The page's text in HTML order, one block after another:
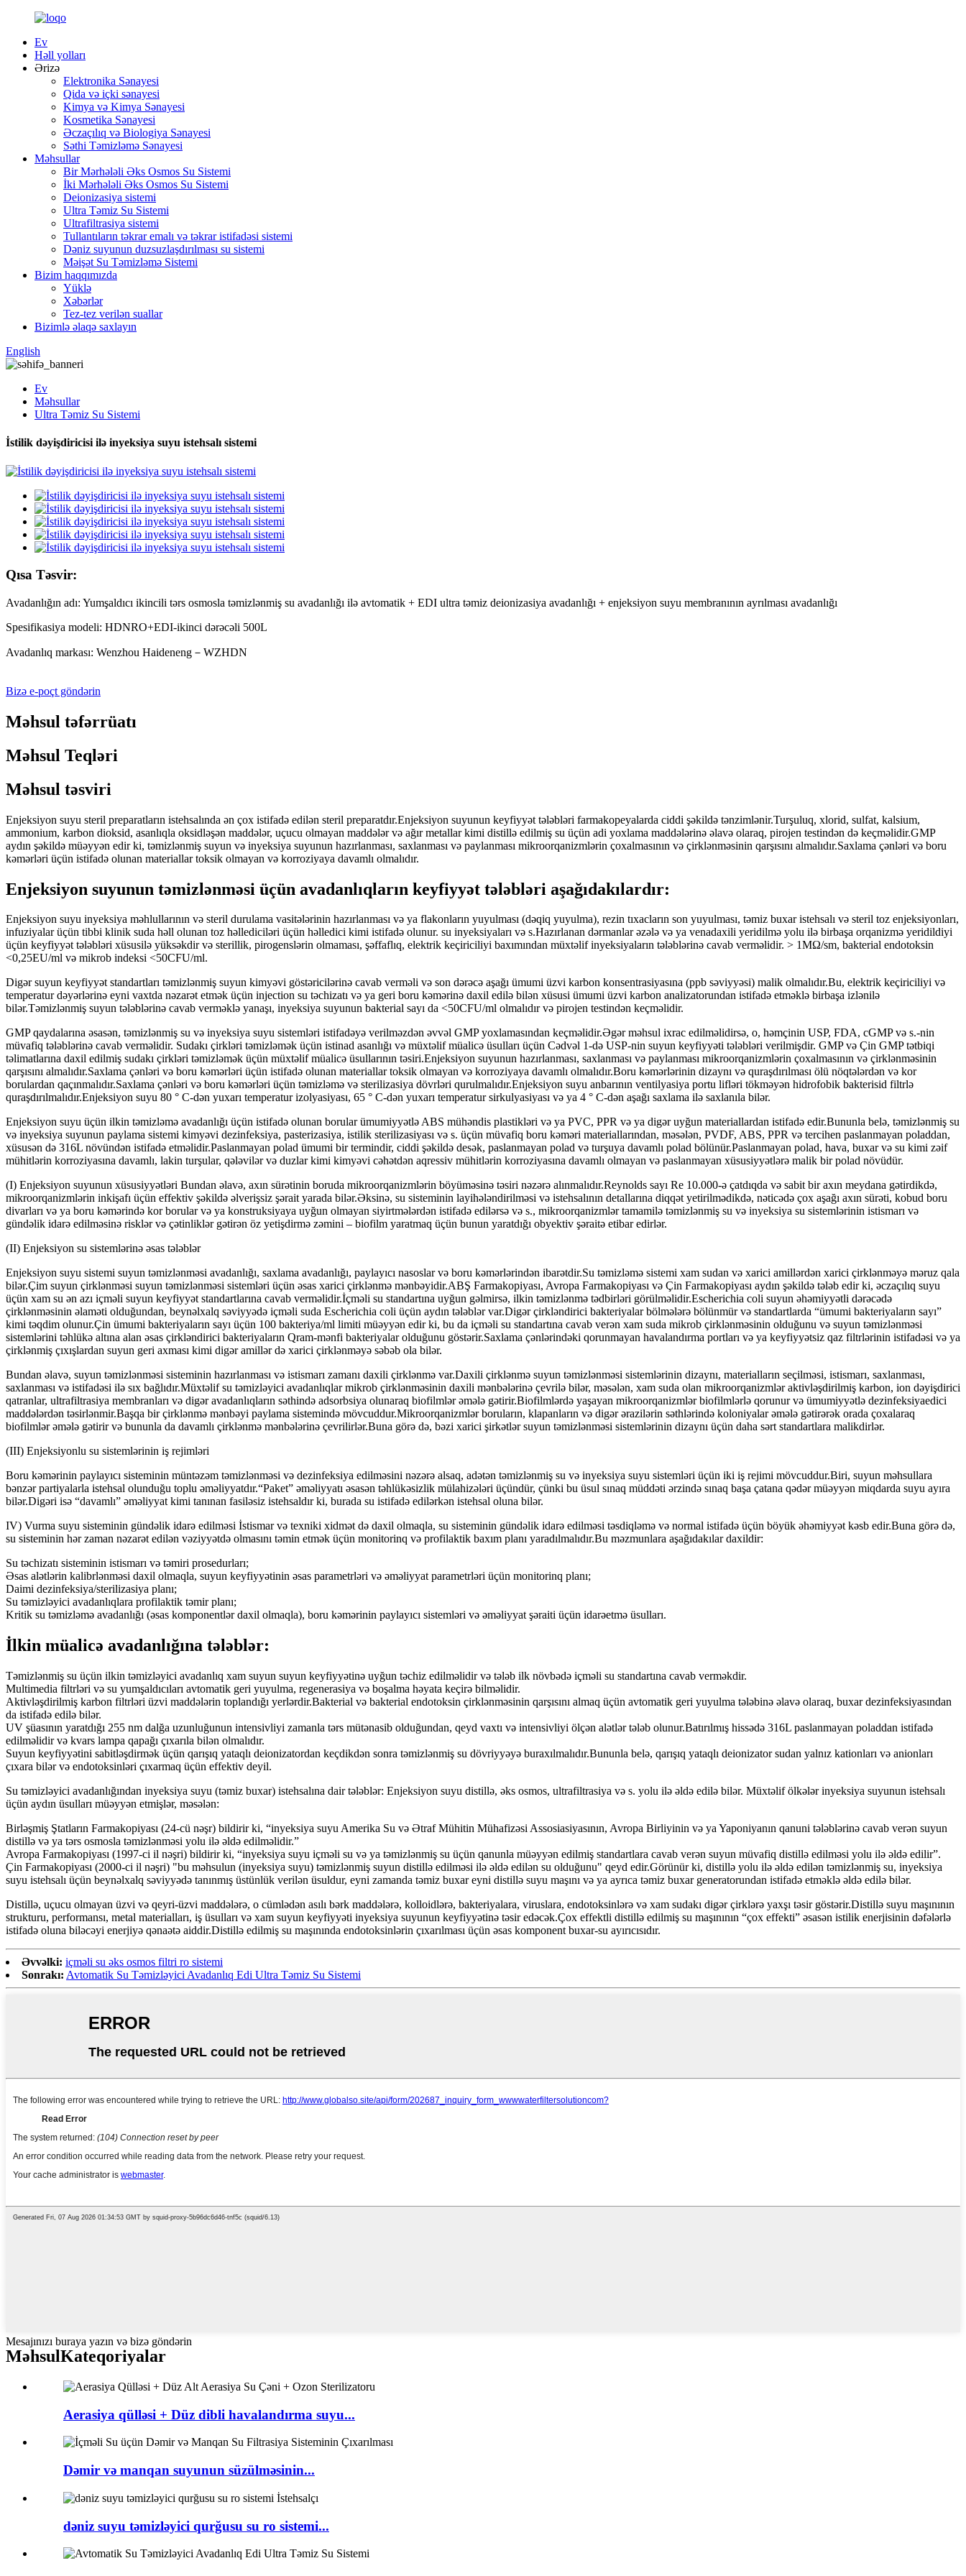
Ev
Həll yolları
Ərizə
Elektronika Sənayesi
Qida və içki sənayesi
Kimya və Kimya Sənayesi
Kosmetika Sənayesi
Əczaçılıq və Biologiya Sənayesi
Səthi Təmizləmə Sənayesi
Məhsullar
Bir Mərhələli Əks Osmos Su Sistemi
İki Mərhələli Əks Osmos Su Sistemi
Deionizasiya sistemi
Ultra Təmiz Su Sistemi
Ultrafiltrasiya sistemi
Tullantıların təkrar emalı və təkrar istifadəsi sistemi
Dəniz suyunun duzsuzlaşdırılması su sistemi
Məişət Su Təmizləmə Sistemi
Bizim haqqımızda
Yüklə
Xəbərlər
Tez-tez verilən suallar
Bizimlə əlaqə saxlayın
English
Ev
Məhsullar
Ultra Təmiz Su Sistemi
İstilik dəyişdiricisi ilə inyeksiya suyu istehsalı sistemi
Qısa Təsvir:
Avadanlığın adı: Yumşaldıcı ikincili tərs osmosla təmizlənmiş su avadanlığı ilə avtomatik + EDI ultra təmiz deionizasiya avadanlığı + enjeksiyon suyu membranının ayrılması avadanlığı
Spesifikasiya modeli: HDNRO+EDI-ikinci dərəcəli 500L
Avadanlıq markası: Wenzhou Haideneng－WZHDN
Bizə e-poçt göndərin
Məhsul təfərrüatı
Məhsul Teqləri
Məhsul təsviri
Enjeksiyon suyu steril preparatların istehsalında ən çox istifadə edilən steril preparatdır.Enjeksiyon suyunun keyfiyyət tələbləri farmakopeyalarda ciddi şəkildə tənzimlənir.Turşuluq, xlorid, sulfat, kalsium,
ammonium, karbon dioksid, asanlıqla oksidləşən maddələr, uçucu olmayan maddələr və ağır metallar kimi distillə edilmiş su üçün adi yoxlama maddələrinə əlavə olaraq, pirojen testindən də keçməlidir.GMP
aydın şəkildə müəyyən edir ki, təmizlənmiş suyun və inyeksiya suyunun hazırlanması, saxlanması və paylanması mikroorqanizmlərin çoxalmasının və çirklənməsinin qarşısını almalıdır.Saxlama çənləri və boru
kəmərləri üçün istifadə olunan materiallar toksik olmayan və korroziyaya davamlı olmalıdır.
Enjeksiyon suyunun təmizlənməsi üçün avadanlıqların keyfiyyət tələbləri aşağıdakılardır:
Enjeksiyon suyu inyeksiya məhlullarının və steril durulama vasitələrinin hazırlanması və ya flakonların yuyulması (dəqiq yuyulma), rezin tıxacların son yuyulması, təmiz buxar istehsalı və steril toz enjeksiyonları,
infuziyalar üçün tibbi klinik suda həll olunan toz həllediciləri üçün həlledici kimi istifadə olunur. su inyeksiyaları və s.Hazırlanan dərmanlar əzələ və ya venadaxili yeridilmə yolu ilə birbaşa orqanizmə yeridildiyi
üçün keyfiyyət tələbləri xüsusilə yüksəkdir və sterillik, pirogenslərin olmaması, şəffaflıq, elektrik keçiriciliyi baxımından müxtəlif inyeksiyaların tələblərinə cavab verməlidir. > 1MΩ/sm, bakterial endotoksin
<0,25EU/ml və mikrob indeksi <50CFU/ml.
Digər suyun keyfiyyət standartları təmizlənmiş suyun kimyəvi göstəricilərinə cavab verməli və son dərəcə aşağı ümumi üzvi karbon konsentrasiyasına (ppb səviyyəsi) malik olmalıdır.Bu, elektrik keçiriciliyi və
temperatur dəyərlərinə eyni vaxtda nəzarət etmək üçün injection su təchizatı və ya geri boru kəmərinə daxil edilə bilən xüsusi ümumi üzvi karbon analizatorundan istifadə etməklə birbaşa izlənilə
bilər.Təmizlənmiş suyun tələblərinə cavab verməklə yanaşı, inyeksiya suyunun bakterial sayı da <50CFU/ml olmalıdır və pirojen testindən keçməlidir.
GMP qaydalarına əsasən, təmizlənmiş su və inyeksiya suyu sistemləri istifadəyə verilməzdən əvvəl GMP yoxlamasından keçməlidir.Əgər məhsul ixrac edilməlidirsə, o, həmçinin USP, FDA, cGMP və s.-nin
müvafiq tələblərinə cavab verməlidir. Sudakı çirkləri təmizləmək üçün istinad asanlığı və müxtəlif müalicə üsulları üçün Cədvəl 1-də USP-nin suyun keyfiyyəti tələbləri verilmişdir. GMP və Çin GMP tətbiqi
təlimatlarına daxil edilmiş sudakı çirkləri təmizləmək üçün müxtəlif müalicə üsullarının təsiri.Enjeksiyon suyunun hazırlanması, saxlanması və paylanması mikroorqanizmlərin çoxalmasının və çirklənməsinin
qarşısını almalıdır.Saxlama çənləri və boru kəmərləri üçün istifadə olunan materiallar toksik olmayan və korroziyaya davamlı olmalıdır.Boru kəmərlərinin dizaynı və quraşdırılması ölü nöqtələrdən və kor
borulardan qaçınmalıdır.Saxlama çənləri və boru kəmərləri üçün təmizləmə və sterilizasiya dövrləri qurulmalıdır.Enjeksiyon suyu anbarının ventilyasiya portu lifləri tökməyən hidrofobik bakterisid filtrlə
quraşdırılmalıdır.Enjeksiyon suyu 80 ° C-dən yuxarı temperatur izolyasiyası, 65 ° C-dən yuxarı temperatur sirkulyasiyası və ya 4 ° C-dən aşağı saxlama ilə saxlanıla bilər.
Enjeksiyon suyu üçün ilkin təmizləmə avadanlığı üçün istifadə olunan borular ümumiyyətlə ABS mühəndis plastikləri və ya PVC, PPR və ya digər uyğun materiallardan istifadə edir.Bununla belə, təmizlənmiş su
və inyeksiya suyunun paylama sistemi kimyəvi dezinfeksiya, pasterizasiya, istilik sterilizasiyası və s. üçün müvafiq boru kəməri materiallarından, məsələn, PVDF, ABS, PPR və tercihen paslanmayan poladdan,
xüsusən də 316L növündən istifadə etməlidir.Paslanmayan polad ümumi bir termindir, ciddi şəkildə desək, paslanmayan polad və turşuya davamlı polad bölünür.Paslanmayan polad, hava, buxar və su kimi zəif
mühitlərin korroziyasına davamlı, lakin turşular, qələvilər və duzlar kimi kimyəvi cəhətdən aqressiv mühitlərin korroziyasına davamlı olmayan və paslanmayan xüsusiyyətlərə malik bir polad növüdür.
(I) Enjeksiyon suyunun xüsusiyyətləri Bundan əlavə, axın sürətinin boruda mikroorqanizmlərin böyüməsinə təsiri nəzərə alınmalıdır.Reynolds sayı Re 10.000-ə çatdıqda və sabit bir axın meydana gətirdikdə,
mikroorqanizmlərin inkişafı üçün effektiv şəkildə əlverişsiz şərait yarada bilər.Əksinə, su sisteminin layihələndirilməsi və istehsalının detallarına diqqət yetirilmədikdə, nəticədə çox aşağı axın sürəti, kobud boru
divarları və ya boru kəmərində kor borular və ya konstruksiyaya uyğun olmayan siyirtmələrdən istifadə edilərsə və s., mikroorqanizmlər tamamilə təmizlənmiş su və inyeksiya su sistemlərinin istismarı və
gündəlik idarə edilməsinə risklər və çətinliklər gətirən öz yetişdirmə zəmini – biofilm yaratmaq üçün bunun yaratdığı obyektiv şəraitə etibar edirlər.
(II) Enjeksiyon su sistemlərinə əsas tələblər
Enjeksiyon suyu sistemi suyun təmizlənməsi avadanlığı, saxlama avadanlığı, paylayıcı nasoslar və boru kəmərlərindən ibarətdir.Su təmizləmə sistemi xam sudan və xarici amillərdən xarici çirklənməyə məruz qala
bilər.Çim suyun çirklənməsi suyun təmizlənməsi sistemləri üçün əsas xarici çirklənmə mənbəyidir.ABŞ Farmakopiyası, Avropa Farmakopiyası və Çin Farmakopiyası aydın şəkildə tələb edir ki, əczaçılıq suyu
üçün xam su ən azı içməli suyun keyfiyyət standartlarına cavab verməlidir.İçməli su standartına uyğun gəlmirsə, ilkin təmizlənmə tədbirləri görülməlidir.Escherichia coli suyun əhəmiyyətli dərəcədə
çirklənməsinin əlaməti olduğundan, beynəlxalq səviyyədə içməli suda Escherichia coli üçün aydın tələblər var.Digər çirkləndirici bakteriyalar bölmələrə bölünmür və standartlarda “ümumi bakteriyaların sayı”
kimi təqdim olunur.Çin ümumi bakteriyaların sayı üçün 100 bakteriya/ml limiti müəyyən edir ki, bu da içməli su standartına cavab verən xam suda mikrob çirklənməsinin olduğunu və suyun təmizlənməsi
sistemlərini təhlükə altına alan əsas çirkləndirici bakteriyaların Qram-mənfi bakteriyalar olduğunu göstərir.Saxlama çənlərindəki qorunmayan havalandırma portları və ya keyfiyyətsiz qaz filtrlərinin istifadəsi və ya
çirklənmiş çıxışlardan suyun geri axması kimi digər amillər də xarici çirklənməyə səbəb ola bilər.
Bundan əlavə, suyun təmizlənməsi sisteminin hazırlanması və istismarı zamanı daxili çirklənmə var.Daxili çirklənmə suyun təmizlənməsi sistemlərinin dizaynı, materialların seçilməsi, istismarı, saxlanması,
saxlanması və istifadəsi ilə sıx bağlıdır.Müxtəlif su təmizləyici avadanlıqlar mikrob çirklənməsinin daxili mənbələrinə çevrilə bilər, məsələn, xam suda olan mikroorqanizmlər aktivləşdirilmiş karbon, ion dəyişdirici
qatranlar, ultrafiltrasiya membranları və digər avadanlıqların səthində adsorbsiya olunaraq biofilmlər əmələ gətirir.Biofilmlərdə yaşayan mikroorqanizmlər biofilmlərlə qorunur və ümumiyyətlə dezinfeksiyaedici
maddələrdən təsirlənmir.Başqa bir çirklənmə mənbəyi paylama sistemində mövcuddur.Mikroorqanizmlər boruların, klapanların və digər ərazilərin səthlərində koloniyalar əmələ gətirərək orada çoxalaraq
biofilmlər əmələ gətirir və bununla da davamlı çirklənmə mənbələrinə çevrilirlər.Buna görə də, bəzi xarici şirkətlər suyun təmizlənməsi sistemlərinin dizaynı üçün daha sərt standartlara malikdirlər.
(III) Enjeksiyonlu su sistemlərinin iş rejimləri
Boru kəmərinin paylayıcı sisteminin müntəzəm təmizlənməsi və dezinfeksiya edilməsini nəzərə alsaq, adətən təmizlənmiş su və inyeksiya suyu sistemləri üçün iki iş rejimi mövcuddur.Biri, suyun məhsullara
bənzər partiyalarla istehsal olunduğu toplu əməliyyatdır.“Paket” əməliyyatı əsasən təhlükəsizlik mülahizələri üçündür, çünki bu üsul sınaq müddəti ərzində sınaq başa çatana qədər müəyyən miqdarda suyu ayıra
bilər.Digəri isə “davamlı” əməliyyat kimi tanınan fasiləsiz istehsaldır ki, burada su istifadə edilərkən istehsal oluna bilər.
IV) Vurma suyu sisteminin gündəlik idarə edilməsi İstismar və texniki xidmət də daxil olmaqla, su sisteminin gündəlik idarə edilməsi təsdiqləmə və normal istifadə üçün böyük əhəmiyyət kəsb edir.Buna görə də,
su sisteminin hər zaman nəzarət edilən vəziyyətdə olmasını təmin etmək üçün monitorinq və profilaktik baxım planı yaradılmalıdır.Bu məzmunlara aşağıdakılar daxildir:
Su təchizatı sisteminin istismarı və təmiri prosedurları;
Əsas alətlərin kalibrlənməsi daxil olmaqla, suyun keyfiyyətinin əsas parametrləri və əməliyyat parametrləri üçün monitorinq planı;
Daimi dezinfeksiya/sterilizasiya planı;
Su təmizləyici avadanlıqlara profilaktik təmir planı;
Kritik su təmizləmə avadanlığı (əsas komponentlər daxil olmaqla), boru kəmərinin paylayıcı sistemləri və əməliyyat şəraiti üçün idarəetmə üsulları.
İlkin müalicə avadanlığına tələblər:
Təmizlənmiş su üçün ilkin təmizləyici avadanlıq xam suyun suyun keyfiyyətinə uyğun təchiz edilməlidir və tələb ilk növbədə içməli su standartına cavab verməkdir.
Multimedia filtrləri və su yumşaldıcıları avtomatik geri yuyulma, regenerasiya və boşalma həyata keçirə bilməlidir.
Aktivləşdirilmiş karbon filtrləri üzvi maddələrin toplandığı yerlərdir.Bakterial və bakterial endotoksin çirklənməsinin qarşısını almaq üçün avtomatik geri yuyulma tələbinə əlavə olaraq, buxar dezinfeksiyasından
da istifadə edilə bilər.
UV şüasının yaratdığı 255 nm dalğa uzunluğunun intensivliyi zamanla tərs mütənasib olduğundan, qeyd vaxtı və intensivliyi ölçən alətlər tələb olunur.Batırılmış hissədə 316L paslanmayan poladdan istifadə
edilməlidir və kvars lampa qapağı çıxarıla bilən olmalıdır.
Suyun keyfiyyətini sabitləşdirmək üçün qarışıq yataqlı deionizatordan keçdikdən sonra təmizlənmiş su dövriyyəyə buraxılmalıdır.Bununla belə, qarışıq yataqlı deionizator sudan yalnız kationları və anionları
çıxara bilər və endotoksinləri çıxarmaq üçün effektiv deyil.
Su təmizləyici avadanlığından inyeksiya suyu (təmiz buxar) istehsalına dair tələblər: Enjeksiyon suyu distillə, əks osmos, ultrafiltrasiya və s. yolu ilə əldə edilə bilər. Müxtəlif ölkələr inyeksiya suyunun istehsalı
üçün aydın üsulları müəyyən etmişlər, məsələn:
Birləşmiş Ştatların Farmakopiyası (24-cü nəşr) bildirir ki, “inyeksiya suyu Amerika Su və Ətraf Mühitin Mühafizəsi Assosiasiyasının, Avropa Birliyinin və ya Yaponiyanın qanuni tələblərinə cavab verən suyun
distillə və ya tərs osmosla təmizlənməsi yolu ilə əldə edilməlidir.”
Avropa Farmakopiyası (1997-ci il nəşri) bildirir ki, “inyeksiya suyu içməli su və ya təmizlənmiş su üçün qanunla müəyyən edilmiş standartlara cavab verən suyun müvafiq distillə edilməsi yolu ilə əldə edilir”.
Çin Farmakopiyası (2000-ci il nəşri) "bu məhsulun (inyeksiya suyu) təmizlənmiş suyun distillə edilməsi ilə əldə edilən su olduğunu" qeyd edir.Görünür ki, distillə yolu ilə əldə edilən təmizlənmiş su, inyeksiya
suyu istehsalı üçün beynəlxalq səviyyədə tanınmış üstünlük verilən üsuldur, eyni zamanda təmiz buxar eyni distillə suyu maşını və ya ayrıca təmiz buxar generatorundan istifadə etməklə əldə edilə bilər.
Distillə, uçucu olmayan üzvi və qeyri-üzvi maddələrə, o cümlədən asılı bərk maddələrə, kolloidlərə, bakteriyalara, viruslara, endotoksinlərə və xam sudakı digər çirklərə yaxşı təsir göstərir.Distillə suyu maşınının
strukturu, performansı, metal materialları, iş üsulları və xam suyun keyfiyyəti inyeksiya suyunun keyfiyyətinə təsir edəcək.Çox effektli distillə edilmiş su maşınının “çox effekti” əsasən istilik enerjisinin dəfələrlə
istifadə oluna biləcəyi enerjiyə qənaətə aiddir.Distillə edilmiş su maşınında endotoksinlərin çıxarılması üçün əsas komponent buxar-su ayırıcısıdır.
Əvvəlki: içməli su əks osmos filtri ro sistemi
Sonrakı: Avtomatik Su Təmizləyici Avadanlıq Edi Ultra Təmiz Su Sistemi
Mesajınızı buraya yazın və bizə göndərin
MəhsulKateqoriyalar
Aerasiya qülləsi + Düz dibli havalandırma suyu...
Dəmir və manqan suyunun süzülməsinin...
dəniz suyu təmizləyici qurğusu su ro sistemi...